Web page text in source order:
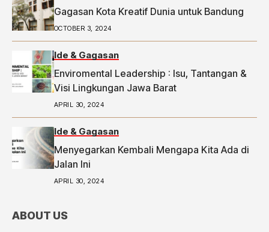
Gagasan Kota Kreatif Dunia untuk Bandung
OCTOBER 3, 2024
Ide & Gagasan
Enviromental Leadership : Isu, Tantangan &
Visi Lingkungan Jawa Barat
APRIL 30, 2024
Ide & Gagasan
Menyegarkan Kembali Mengapa Kita Ada di
Jalan Ini
APRIL 30, 2024
ABOUT US